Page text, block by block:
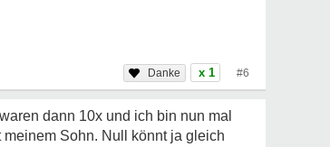
x 1 #6
dann 10x und ich bin nun mal
Sohn. Null könnt ja gleich